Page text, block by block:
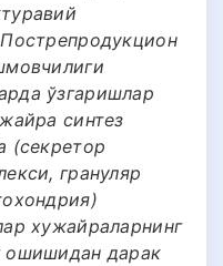
ўзгаришлар
синтез
(секретор
грануляр
хужайраларнинг
ошишидан дарак